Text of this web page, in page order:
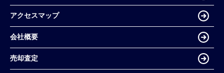
アクセスマップ
会社概要
売却査定